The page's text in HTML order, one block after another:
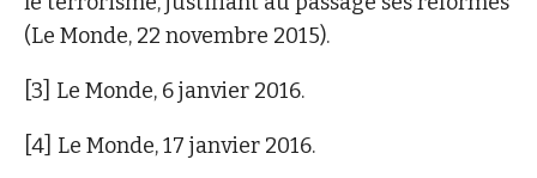
(Le Monde, 22 novembre 2015).
[3] Le Monde, 6 janvier 2016.
[4] Le Monde, 17 janvier 2016.